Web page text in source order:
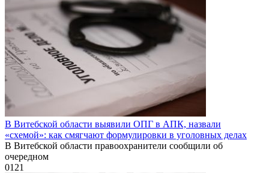
В Витебской области выявили ОПГ в АПК, назвали
«схемой»: как смягчают формулировки в уголовных делах
В Витебской области правоохранители сообщили об
очередном
0121